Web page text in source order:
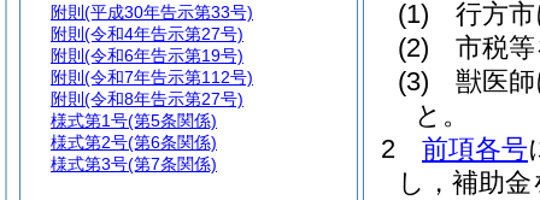
(1)
行方
(2)
市税
(3)
獣医
と。
2
前項各号
し，補助
附則 (平成30年告示第33号)
附則 (令和4年告示第27号)
附則 (令和6年告示第19号)
附則 (令和7年告示第112号)
附則 (令和8年告示第27号)
様式第1号(第5条関係)
様式第2号(第6条関係)
様式第3号(第7条関係)